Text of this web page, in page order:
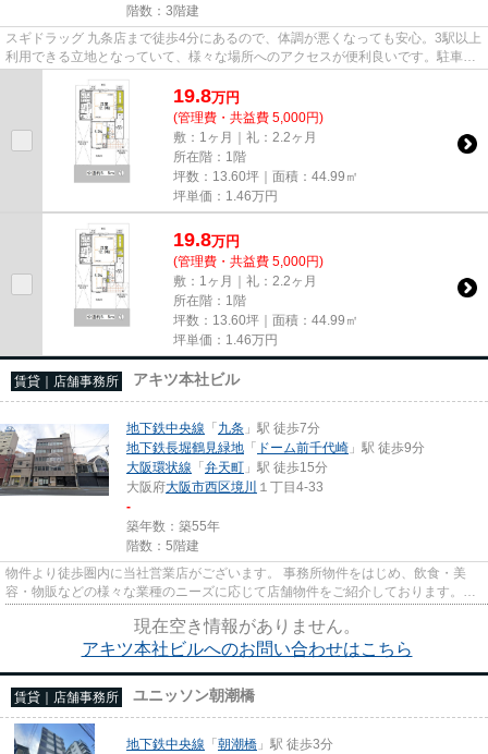
階数：3階建
スギドラッグ 九条店まで徒歩4分にあるので、体調が悪くなっても安心。3駅以上
利用できる立地となっていて、様々な場所へのアクセスが便利良いです。駐車場
までの距離は300mです。周辺...
19.8万円
(管理費・共益費 5,000円)
敷：1ヶ月｜礼：2.2ヶ月
所在階：1階
坪数：13.60坪｜面積：44.99㎡
坪単価： 1.46万円
19.8万円
(管理費・共益費 5,000円)
敷：1ヶ月｜礼：2.2ヶ月
所在階：1階
坪数：13.60坪｜面積：44.99㎡
坪単価： 1.46万円
賃貸｜店舗事務所 アキツ本社ビル
地下鉄中央線 「九条 」駅 徒歩7分
地下鉄長堀鶴見緑地 「 ドーム前千代崎 」駅 徒歩9分
大阪環状線 「弁天町 」駅 徒歩15分
大阪府大阪市西区境川 １丁目4-33
-
築年数：築55年
階数：5階建
物件より徒歩圏内に当社営業店がございます。 事務所物件をはじめ、飲食・美
容・物販などの様々な業種のニーズに応じて店舗物件をご紹介しております。
尚、弊社ではおとり広告は一切...
現在空き情報がありません。
アキツ本社ビルへのお問い合わせはこちら
賃貸｜店舗事務所 ユニッソン朝潮橋
地下鉄中央線 「朝潮橋 」駅 徒歩3分